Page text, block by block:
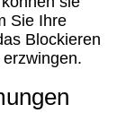
Sie Ihre
Blockieren